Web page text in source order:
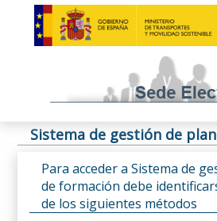
Sistema de gestión de
Para acceder a Sistema de
de formación debe
de los siguientes métodos